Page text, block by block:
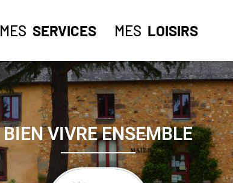
MES SERVICES MES LOISIRS
BIEN VIVRE ENSEMBLE